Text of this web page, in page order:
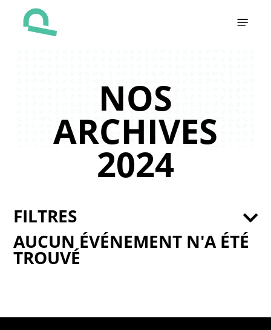
NOS
ARCHIVES
2024
AUCUN ÉVÉNEMENT N'A ÉTÉ
TROUVÉ
FILTRES